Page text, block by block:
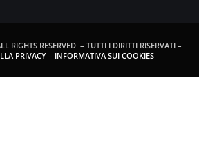
RIGHTS RESERVED – TUTTI I DIRITTI RISERVATI –
PRIVACY– INFORMATIVA SUI COOKIES